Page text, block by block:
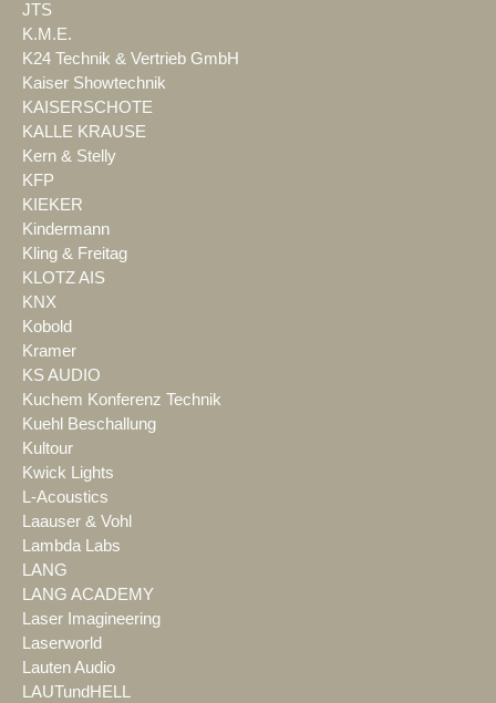
JTS
K.M.E.
K24 Technik & Vertrieb GmbH
Kaiser Showtechnik
KAISERSCHOTE
KALLE KRAUSE
Kern & Stelly
KFP
KIEKER
Kindermann
Kling & Freitag
KLOTZ AIS
KNX
Kobold
Kramer
KS AUDIO
Kuchem Konferenz Technik
Kuehl Beschallung
Kultour
Kwick Lights
L-Acoustics
Laauser & Vohl
Lambda Labs
LANG
LANG ACADEMY
Laser Imagineering
Laserworld
Lauten Audio
LAUTundHELL